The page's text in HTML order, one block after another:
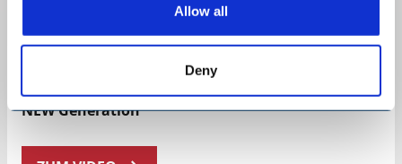
Allow all
Deny
SAMSON MATERIALS HANDLING
SAMSON Materials Handling – STORMAJOR® The
NEW Generation